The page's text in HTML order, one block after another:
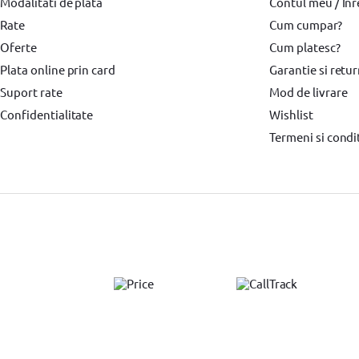
Accesorii scule electrice YATO Pistoale de Vopsit si Trafaleti Pistoale
Echipamente de protectie YATO Echipamente de protectie Makita
Surubelnita electrica Heinner
Rate
Oferte
Plata online prin card
Suport rate
Confidentialitate
Cum cumpar?
Cum platesc?
Garantie si
Mod de livrare
Wishlist
Termeni si